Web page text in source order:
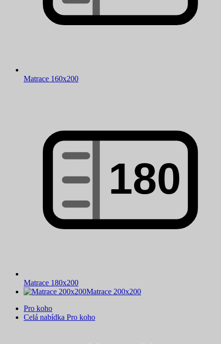
Matrace 160x200
Matrace 180x200
Matrace 200x200
Pro koho
Celá nabídka Pro koho